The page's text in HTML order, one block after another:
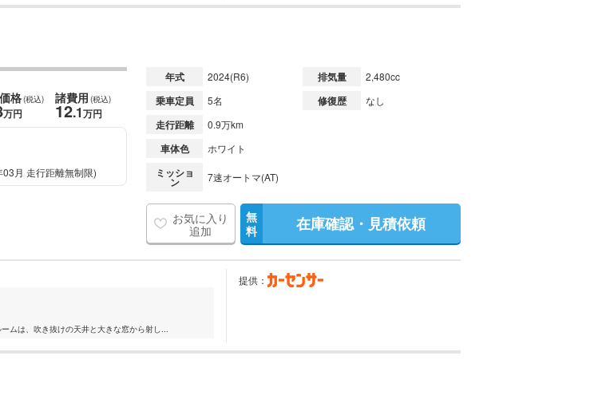
格(税込)
万円
諸費用 (税込)
12.1万円
月 走行距離無制限)
年式 2024(R6) 排気量 2,480cc
乗車定員 5名 修復歴 なし
走行距離 0.9万km
車体色 ホワイト
ミッショ
ン 7速オートマ(AT)
お気に入り
追加
無
料
在庫確認・見積依頼
ムは、吹き抜けの天井と大きな窓から射し...
提供：